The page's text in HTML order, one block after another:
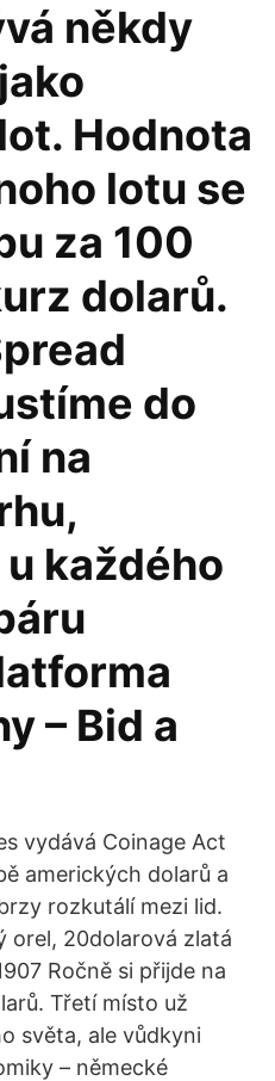
někdy
Hodnota
lotu se
za 100
dolarů.
do
na
každého
– Bid a
vydává Coinage Act
amerických dolarů a
rozkutálí mezi lid.
orel, 20dolarová zlatá
Ročně si přijde na
Třetí místo už
světa, ale vůdkyni
– německé